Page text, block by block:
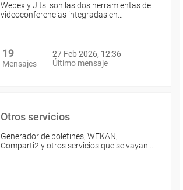
Webex y Jitsi son las dos herramientas de
videoconferencias integradas en…
19
Mensajes
27 Feb 2026, 12:36
Último mensaje
Otros servicios
Generador de boletines, WEKAN,
Comparti2 y otros servicios que se vayan…